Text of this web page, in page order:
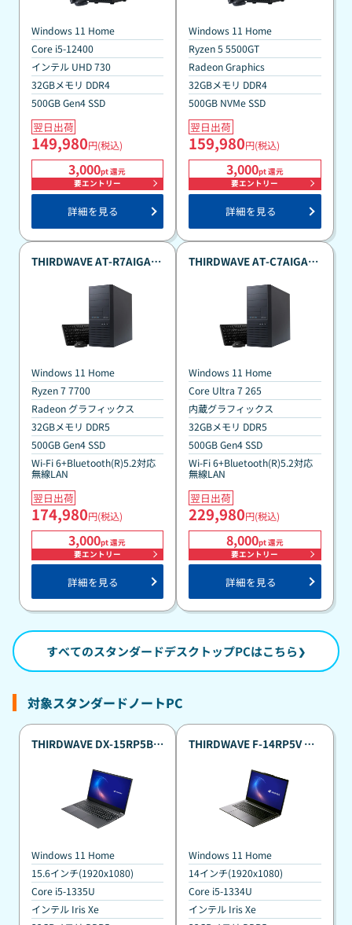
Windows 11 Home
Core i5-12400
インテル UHD 730
32GBメモリ DDR4
500GB Gen4 SSD
翌日出荷
149,980円(税込)
3,000pt 還元
要エントリー
詳細を見る
Windows 11 Home
Ryzen 5 5500GT
Radeon Graphics
32GBメモリ DDR4
500GB NVMe SSD
翌日出荷
159,980円(税込)
3,000pt 還元
要エントリー
詳細を見る
THIRDWAVE AT-R7AIGA-
のポイント還元祭カスタマ
Windows 11 Home
Ryzen 7 7700
Radeon グラフィックス
32GBメモリ DDR5
500GB Gen4 SSD
Wi-Fi 6+Bluetooth(R)5.2対応
無線LAN
翌日出荷
174,980円(税込)
3,000pt 還元
要エントリー
詳細を見る
THIRDWAVE AT-C7AIGA-
真夏のポイント還元祭カス
タマイズモデル
Windows 11 Home
Core Ultra 7 265
内蔵グラフィックス
32GBメモリ DDR5
500GB Gen4 SSD
Wi-Fi 6+Bluetooth(R)5.2対応
無線LAN
翌日出荷
229,980円(税込)
8,000pt 還元
要エントリー
詳細を見る
すべてのスタンダードデスクトップPCはこちら
対象スタンダードノートPC
THIRDWAVE DX-15RP5B
ント還元祭カスタマイズモ
Windows 11 Home
15.6インチ(1920x1080)
Core i5-1335U
インテル Iris Xe
THIRDWAVE F-14RP5V メ
ト還元祭カスタマイズモデ
Windows 11 Home
14インチ(1920x1080)
Core i5-1334U
インテル Iris Xe